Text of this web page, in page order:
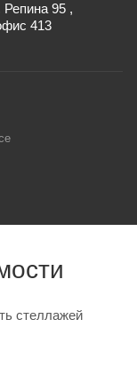
Репина 95 ,
413
стеллажей